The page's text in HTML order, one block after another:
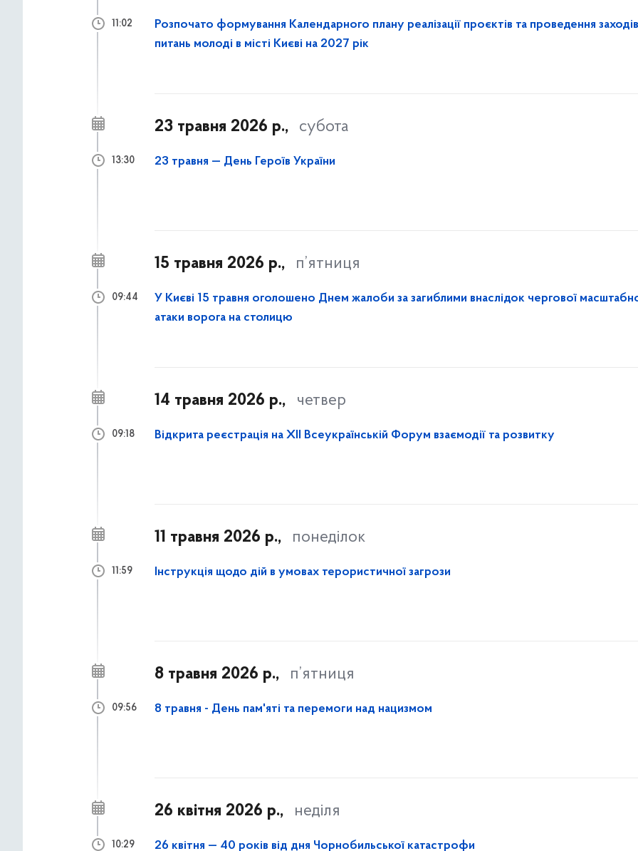
Розпочато формування Календарного плану реалізації проєктів та проведення
питань молоді в місті Києві на 2027 рік
11:02
23 травня 2026 р., субота
23 травня — День Героїв України
13:30
15 травня 2026 р., п’ятниця
У Києві 15 травня оголошено Днем жалоби за загиблими внаслідок чергової
атаки ворога на столицю
09:44
14 травня 2026 р., четвер
Відкрита реєстрація на XII Всеукраїнській Форум взаємодії та розвитку
09:18
11 травня 2026 р., понеділок
Інструкція щодо дій в умовах терористичної загрози
11:59
8 травня 2026 р., п’ятниця
8 травня - День пам'яті та перемоги над нацизмом
09:56
26 квітня 2026 р., неділя
26 квітня — 40 років від дня Чорнобильської катастрофи
10:29